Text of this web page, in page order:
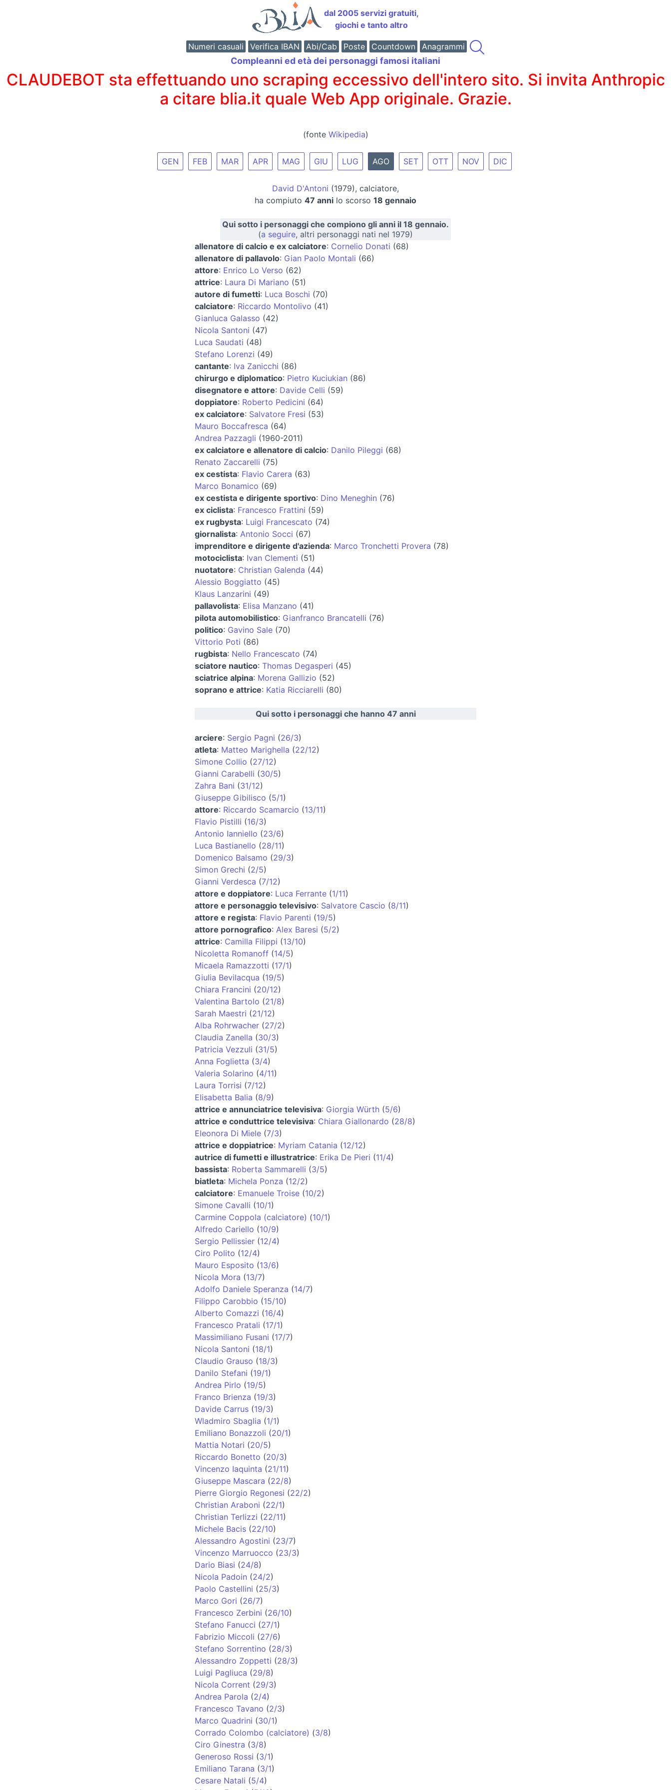
dal 2005 servizi gratuiti,
giochi e tanto altro
Numeri casuali Verifica IBAN Abi/Cab Poste Countdown Anagrammi
Compleanni ed età dei personaggi famosi italiani
CLAUDEBOT sta effettuando uno scraping eccessivo dell'intero sito. Si invita Anthropic
a citare blia.it quale Web App originale. Grazie.
(fonte Wikipedia)
GEN FEB MAR APR MAG GIU LUG AGO SET OTT NOV DIC
David D'Antoni (1979), calciatore,
ha compiuto 47 anni lo scorso 18 gennaio
Qui sotto i personaggi che compiono gli anni il 18 gennaio.
(a seguire, altri personaggi nati nel 1979)
allenatore di calcio e ex calciatore: Cornelio Donati (68)
allenatore di pallavolo: Gian Paolo Montali (66)
attore: Enrico Lo Verso (62)
attrice: Laura Di Mariano (51)
autore di fumetti: Luca Boschi (70)
calciatore: Riccardo Montolivo (41)
Gianluca Galasso (42)
Nicola Santoni (47)
Luca Saudati (48)
Stefano Lorenzi (49)
cantante: Iva Zanicchi (86)
chirurgo e diplomatico: Pietro Kuciukian (86)
disegnatore e attore: Davide Celli (59)
doppiatore: Roberto Pedicini (64)
ex calciatore: Salvatore Fresi (53)
Mauro Boccafresca (64)
Andrea Pazzagli (1960-2011)
ex calciatore e allenatore di calcio: Danilo Pileggi (68)
Renato Zaccarelli (75)
ex cestista: Flavio Carera (63)
Marco Bonamico (69)
ex cestista e dirigente sportivo: Dino Meneghin (76)
ex ciclista: Francesco Frattini (59)
ex rugbysta: Luigi Francescato (74)
giornalista: Antonio Socci (67)
imprenditore e dirigente d'azienda: Marco Tronchetti Provera (78)
motociclista: Ivan Clementi (51)
nuotatore: Christian Galenda (44)
Alessio Boggiatto (45)
Klaus Lanzarini (49)
pallavolista: Elisa Manzano (41)
pilota automobilistico: Gianfranco Brancatelli (76)
politico: Gavino Sale (70)
Vittorio Poti (86)
rugbista: Nello Francescato (74)
sciatore nautico: Thomas Degasperi (45)
sciatrice alpina: Morena Gallizio (52)
soprano e attrice: Katia Ricciarelli (80)
Qui sotto i personaggi che hanno 47 anni
arciere: Sergio Pagni (26/3)
atleta: Matteo Marighella (22/12)
Simone Collio (27/12)
Gianni Carabelli (30/5)
Zahra Bani (31/12)
Giuseppe Gibilisco (5/1)
attore: Riccardo Scamarcio (13/11)
Flavio Pistilli (16/3)
Antonio Ianniello (23/6)
Luca Bastianello (28/11)
Domenico Balsamo (29/3)
Simon Grechi (2/5)
Gianni Verdesca (7/12)
attore e doppiatore: Luca Ferrante (1/11)
attore e personaggio televisivo: Salvatore Cascio (8/11)
attore e regista: Flavio Parenti (19/5)
attore pornografico: Alex Baresi (5/2)
attrice: Camilla Filippi (13/10)
Nicoletta Romanoff (14/5)
Micaela Ramazzotti (17/1)
Giulia Bevilacqua (19/5)
Chiara Francini (20/12)
Valentina Bartolo (21/8)
Sarah Maestri (21/12)
Alba Rohrwacher (27/2)
Claudia Zanella (30/3)
Patricia Vezzuli (31/5)
Anna Foglietta (3/4)
Valeria Solarino (4/11)
Laura Torrisi (7/12)
Elisabetta Balia (8/9)
attrice e annunciatrice televisiva: Giorgia Würth (5/6)
attrice e conduttrice televisiva: Chiara Giallonardo (28/8)
Eleonora Di Miele (7/3)
attrice e doppiatrice: Myriam Catania (12/12)
autrice di fumetti e illustratrice: Erika De Pieri (11/4)
bassista: Roberta Sammarelli (3/5)
biatleta: Michela Ponza (12/2)
calciatore: Emanuele Troise (10/2)
Simone Cavalli (10/1)
Carmine Coppola (calciatore) (10/1)
Alfredo Cariello (10/9)
Sergio Pellissier (12/4)
Ciro Polito (12/4)
Mauro Esposito (13/6)
Nicola Mora (13/7)
Adolfo Daniele Speranza (14/7)
Filippo Carobbio (15/10)
Alberto Comazzi (16/4)
Francesco Pratali (17/1)
Massimiliano Fusani (17/7)
Nicola Santoni (18/1)
Claudio Grauso (18/3)
Danilo Stefani (19/1)
Andrea Pirlo (19/5)
Franco Brienza (19/3)
Davide Carrus (19/3)
Wladmiro Sbaglia (1/1)
Emiliano Bonazzoli (20/1)
Mattia Notari (20/5)
Riccardo Bonetto (20/3)
Vincenzo Iaquinta (21/11)
Giuseppe Mascara (22/8)
Pierre Giorgio Regonesi (22/2)
Christian Araboni (22/1)
Christian Terlizzi (22/11)
Michele Bacis (22/10)
Alessandro Agostini (23/7)
Vincenzo Marruocco (23/3)
Dario Biasi (24/8)
Nicola Padoin (24/2)
Paolo Castellini (25/3)
Marco Gori (26/7)
Francesco Zerbini (26/10)
Stefano Fanucci (27/1)
Fabrizio Miccoli (27/6)
Stefano Sorrentino (28/3)
Alessandro Zoppetti (28/3)
Luigi Pagliuca (29/8)
Nicola Corrent (29/3)
Andrea Parola (2/4)
Francesco Tavano (2/3)
Marco Quadrini (30/1)
Corrado Colombo (calciatore) (3/8)
Ciro Ginestra (3/8)
Generoso Rossi (3/1)
Emiliano Tarana (3/1)
Cesare Natali (5/4)